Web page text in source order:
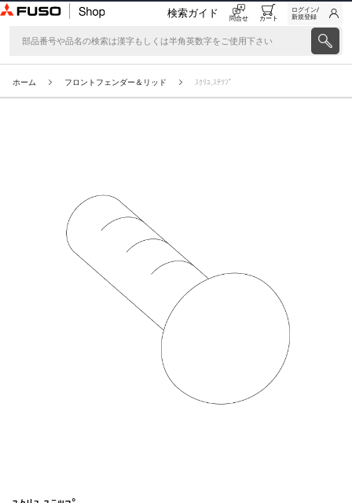
検索ガイド 問合せ カート
ログイン/
新規登録
ホーム フロントフェンダー＆リッド ｽｸﾘﾕ,ｽﾃﾂﾌﾟ